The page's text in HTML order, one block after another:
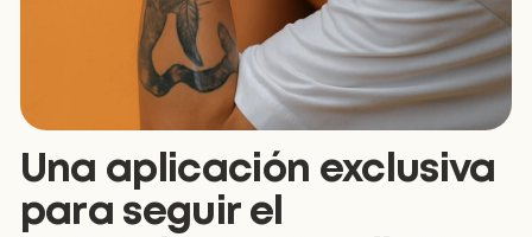
Una aplicación exclusiva
para seguir el